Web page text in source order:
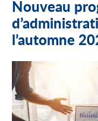
Nouveau
l’automne